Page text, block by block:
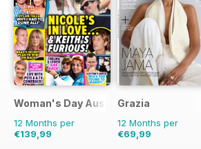
Woman's Day Australia
12 Months per
€139,99
Grazia
12 Months per
€69,99